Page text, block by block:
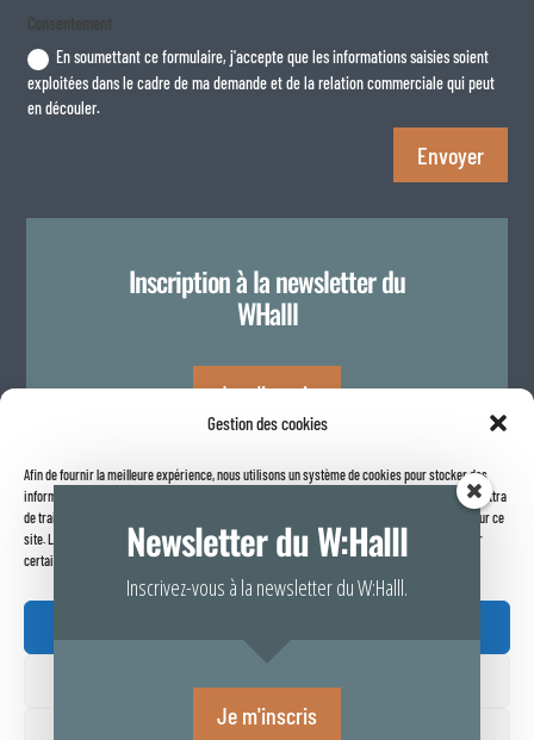
Gestion des cookies
Afin de fournir la meilleure expérience, nous utilisons un système de cookies pour stocker des
informations sur votre navigateur internet. Le fait de consentir à ces technologies nous permettra
de traiter des données telles que le comportement de navigation ou les identifiants uniques sur ce
site. Le fait de ne pas consentir ou de retirer son consentement peut avoir un effet négatif sur
certaines caractéristiques et fonctions.
Consentement
En soumettant ce formulaire, j'accepte que les informations saisies soient
exploitées dans le cadre de ma demande et de la relation commerciale qui peut
en découler.
Envoyer
Inscription à la newsletter du
WHalll
Je m'inscris
Rapport de transparence 2025
Newsletter du W:Halll
Inscrivez-vous à la newsletter du W:Halll.
Je m'inscris